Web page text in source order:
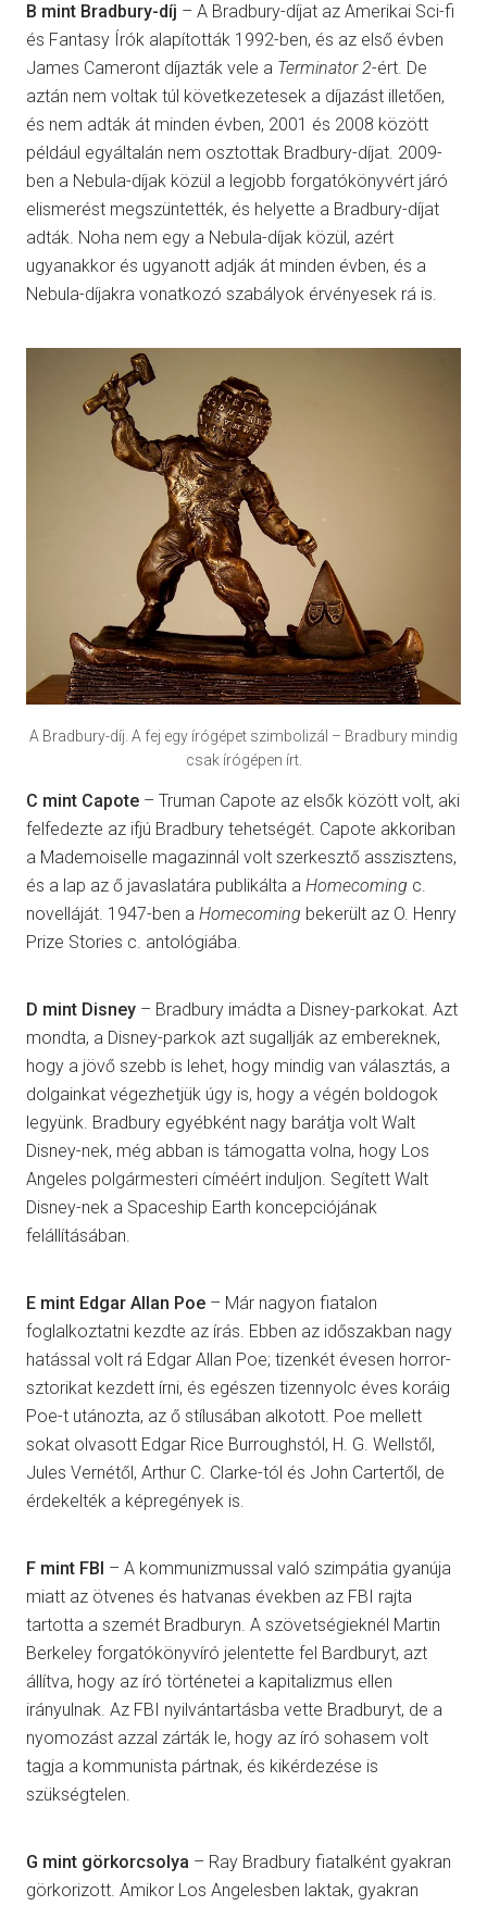
B mint Bradbury-díj – A Bradbury-díjat az Amerikai Sci-fi
és Fantasy Írók alapították 1992-ben, és az első évben
James Cameront díjazták vele a Terminator 2-ért. De
aztán nem voltak túl következetesek a díjazást illetően,
és nem adták át minden évben, 2001 és 2008 között
például egyáltalán nem osztottak Bradbury-díjat. 2009-
ben a Nebula-díjak közül a legjobb forgatókönyvért járó
elismerést megszüntették, és helyette a Bradbury-díjat
adták. Noha nem egy a Nebula-díjak közül, azért
ugyanakkor és ugyanott adják át minden évben, és a
Nebula-díjakra vonatkozó szabályok érvényesek rá is.
A Bradbury-díj. A fej egy írógépet szimbolizál – Bradbury mindig
csak írógépen írt.
C mint Capote – Truman Capote az elsők között volt, aki
felfedezte az ifjú Bradbury tehetségét. Capote akkoriban
a Mademoiselle magazinnál volt szerkesztő asszisztens,
és a lap az ő javaslatára publikálta a Homecoming c.
novelláját. 1947-ben a Homecoming bekerült az O. Henry
Prize Stories c. antológiába.
D mint Disney – Bradbury imádta a Disney-parkokat. Azt
mondta, a Disney-parkok azt sugallják az embereknek,
hogy a jövő szebb is lehet, hogy mindig van választás, a
dolgainkat végezhetjük úgy is, hogy a végén boldogok
legyünk. Bradbury egyébként nagy barátja volt Walt
Disney-nek, még abban is támogatta volna, hogy Los
Angeles polgármesteri címéért induljon. Segített Walt
Disney-nek a Spaceship Earth koncepciójának
felállításában.
E mint Edgar Allan Poe – Már nagyon fiatalon
foglalkoztatni kezdte az írás. Ebben az időszakban nagy
hatással volt rá Edgar Allan Poe; tizenkét évesen horror-
sztorikat kezdett írni, és egészen tizennyolc éves koráig
Poe-t utánozta, az ő stílusában alkotott. Poe mellett
sokat olvasott Edgar Rice Burroughstól, H. G. Wellstől,
Jules Vernétől, Arthur C. Clarke-tól és John Cartertől, de
érdekelték a képregények is.
F mint FBI – A kommunizmussal való szimpátia gyanúja
miatt az ötvenes és hatvanas években az FBI rajta
tartotta a szemét Bradburyn. A szövetségieknél Martin
Berkeley forgatókönyvíró jelentette fel Bardburyt, azt
állítva, hogy az író történetei a kapitalizmus ellen
irányulnak. Az FBI nyilvántartásba vette Bradburyt, de a
nyomozást azzal zárták le, hogy az író sohasem volt
tagja a kommunista pártnak, és kikérdezése is
szükségtelen.
G mint görkorcsolya – Ray Bradbury fiatalként gyakran
görkorizott. Amikor Los Angelesben laktak, gyakran